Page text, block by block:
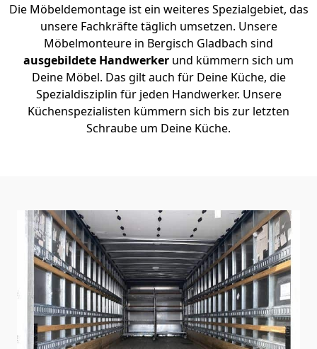
Die Möbeldemontage ist ein weiteres Spezialgebiet, das
unsere Fachkräfte täglich umsetzen. Unsere
Möbelmonteure in Bergisch Gladbach sind
ausgebildete Handwerker und kümmern sich um
Deine Möbel. Das gilt auch für Deine Küche, die
Spezialdisziplin für jeden Handwerker. Unsere
Küchenspezialisten kümmern sich bis zur letzten
Schraube um Deine Küche.